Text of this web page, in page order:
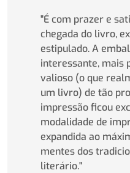
"É com prazer e
chegada do livro,
estipulado. A
interessante, mais
valioso (o que
um livro) de tão
impressão ficou
modalidade de
expandida ao
mentes dos
literário."